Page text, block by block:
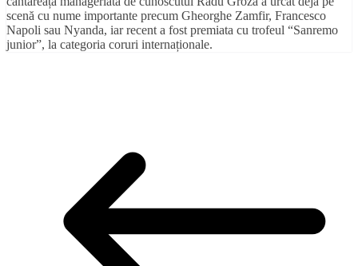
scenă cu nume importante precum Gheorghe Zamfir, Francesco
Napoli sau Nyanda, iar recent a fost premiata cu trofeul “Sanremo
junior”, la categoria coruri internaționale.